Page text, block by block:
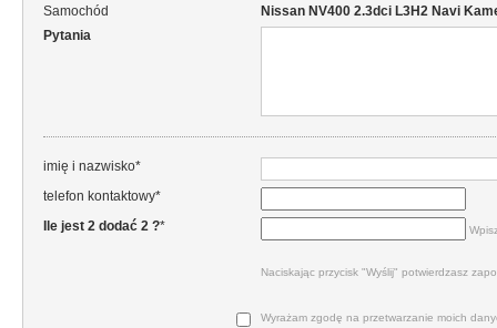
Samochód
Nissan NV400 2.3dci L3H2 Navi
Pytania
imię i nazwisko*
telefon kontaktowy*
Ile jest 2 dodać 2 ?*
Naciskając przycisk "Wyślij" potwierdzasz
Wyrażam zgodę na przetwarzanie moich